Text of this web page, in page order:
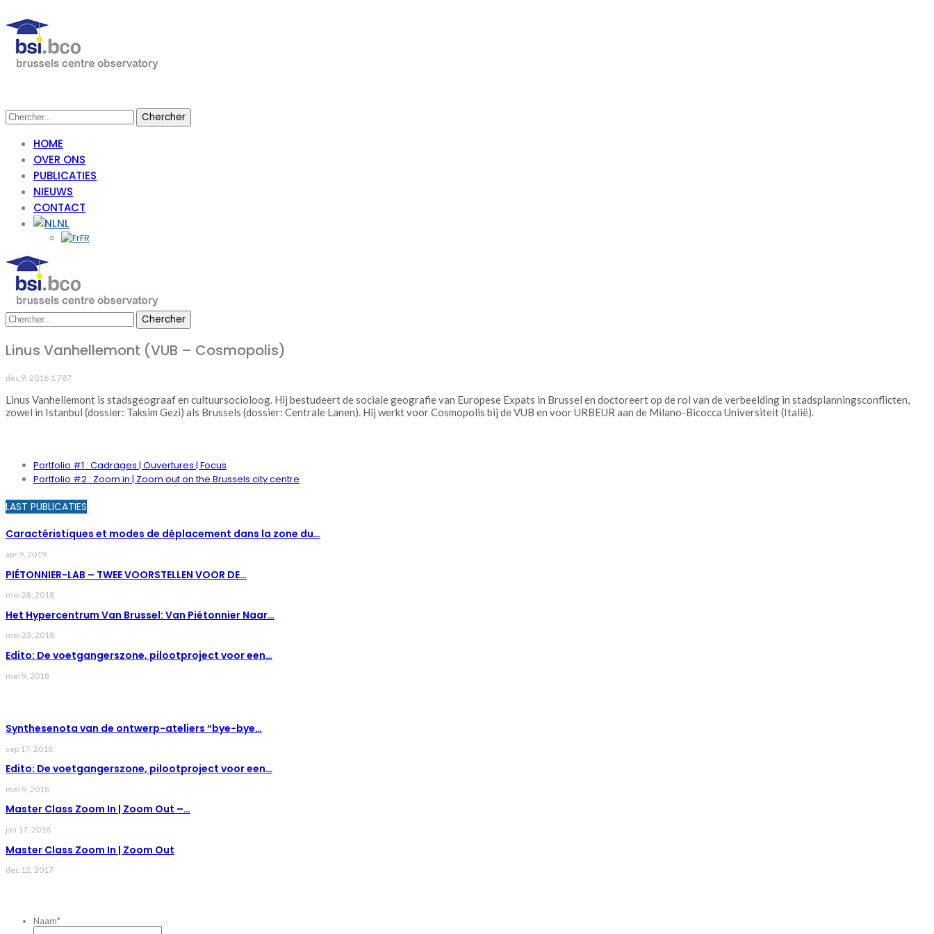
HOME
OVER ONS
PUBLICATIES
NIEUWS
CONTACT
NL
FR
Linus Vanhellemont (VUB – Cosmopolis)
dec 9, 2016 1.787
Linus Vanhellemont is stadsgeograaf en cultuursocioloog. Hij bestudeert de sociale geografie van Europese Expats in Brussel en doctoreert op de rol van de verbeelding in stadsplanningsconflicten,
zowel in Istanbul (dossier: Taksim Gezi) als Brussels (dossier: Centrale Lanen). Hij werkt voor Cosmopolis bij de VUB en voor URBEUR aan de Milano-Bicocca Universiteit (Italië).
Portfolio #1 : Cadrages | Ouvertures | Focus
Portfolio #2 : Zoom in | Zoom out on the Brussels city centre
LAST PUBLICATIES
Caractéristiques et modes de déplacement dans la zone du…
apr 9, 2019
PIÉTONNIER-LAB – TWEE VOORSTELLEN VOOR DE…
mei 28, 2018
Het Hypercentrum Van Brussel: Van Piétonnier Naar…
mei 23, 2018
Edito: De voetgangerszone, pilootproject voor een…
mei 9, 2018
Synthesenota van de ontwerp-ateliers “bye-bye…
sep 17, 2018
Edito: De voetgangerszone, pilootproject voor een…
mei 9, 2018
Master Class Zoom In | Zoom Out –…
jan 17, 2018
Master Class Zoom In | Zoom Out
dec 12, 2017
Naam*